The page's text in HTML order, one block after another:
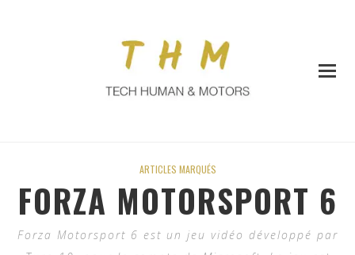
ARTICLES MARQUÉS
FORZA MOTORSPORT 6
Forza Motorsport 6 est un jeu vidéo développé par